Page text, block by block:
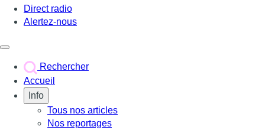
Direct radio
Alertez-nous
Rechercher
Accueil
Info
Tous nos articles
Nos reportages